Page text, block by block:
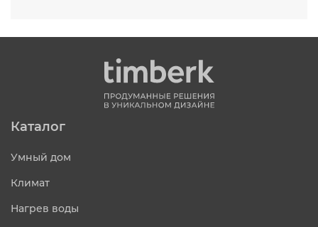
Каталог
Умный дом
Климат
Нагрев воды